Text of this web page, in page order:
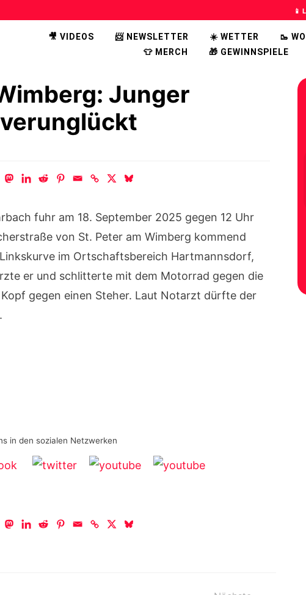
📱
🎥 VIDEOS 📨 NEWSLETTER ☀️ WETTER 🥾
👕 MERCH
🎁 GEWINNSPIELE
Junger
fuhr am 18. September 2025 gegen 12 Uhr
von St. Peter am Wimberg kommend
im Ortschaftsbereich Hartmannsdorf,
er und schlitterte mit dem Motorrad gegen die
gegen einen Steher. Laut Notarzt dürfte der
in den sozialen Netzwerken